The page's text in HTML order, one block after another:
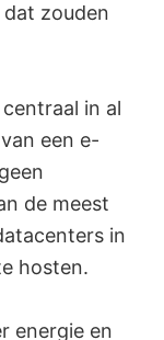
zouden
in al
een e-
de meest
in
hosten.
energie en